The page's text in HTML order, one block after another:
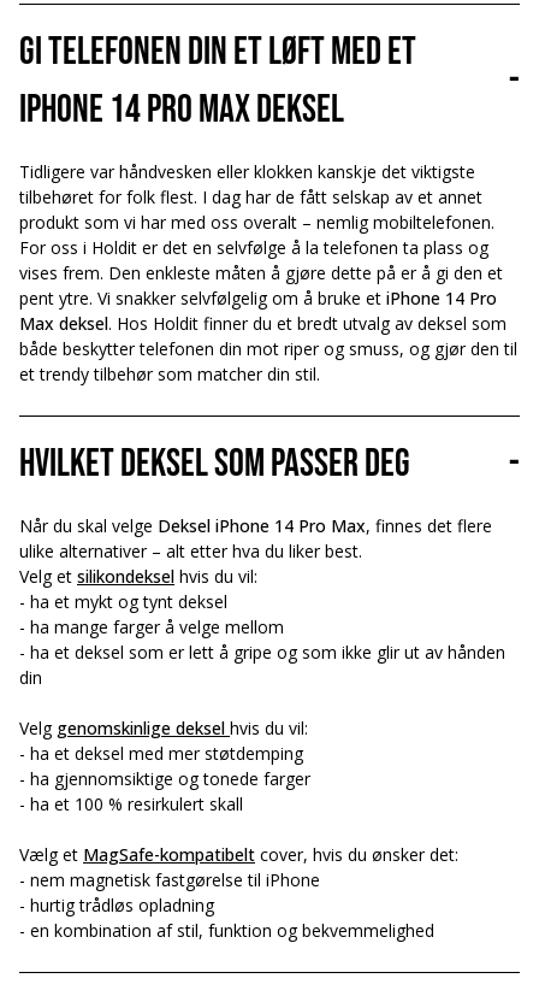
Gi telefonen din et løft med et
iPhone 14 Pro Max deksel
-
Tidligere var håndvesken eller klokken kanskje det viktigste
tilbehøret for folk flest. I dag har de fått selskap av et annet
produkt som vi har med oss overalt – nemlig mobiltelefonen.
For oss i Holdit er det en selvfølge å la telefonen ta plass og
vises frem. Den enkleste måten å gjøre dette på er å gi den et
pent ytre. Vi snakker selvfølgelig om å bruke et iPhone 14 Pro
Max deksel. Hos Holdit finner du et bredt utvalg av deksel som
både beskytter telefonen din mot riper og smuss, og gjør den til
et trendy tilbehør som matcher din stil.
Hvilket deksel som passer deg -
Når du skal velge Deksel iPhone 14 Pro Max, finnes det flere
ulike alternativer – alt etter hva du liker best.
Velg et silikondeksel hvis du vil:
- ha et mykt og tynt deksel
- ha mange farger å velge mellom
- ha et deksel som er lett å gripe og som ikke glir ut av hånden
din
Velg genomskinlige deksel hvis du vil:
- ha et deksel med mer støtdemping
- ha gjennomsiktige og tonede farger
- ha et 100 % resirkulert skall
Vælg et MagSafe-kompatibelt cover, hvis du ønsker det:
- nem magnetisk fastgørelse til iPhone
- hurtig trådløs opladning
- en kombination af stil, funktion og bekvemmelighed